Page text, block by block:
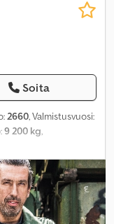
Soita
2660, Valmistusvuosi:
9 200 kg,